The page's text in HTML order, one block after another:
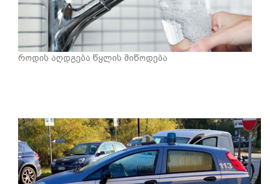
როდის აღდგება წყლის მიწოდება